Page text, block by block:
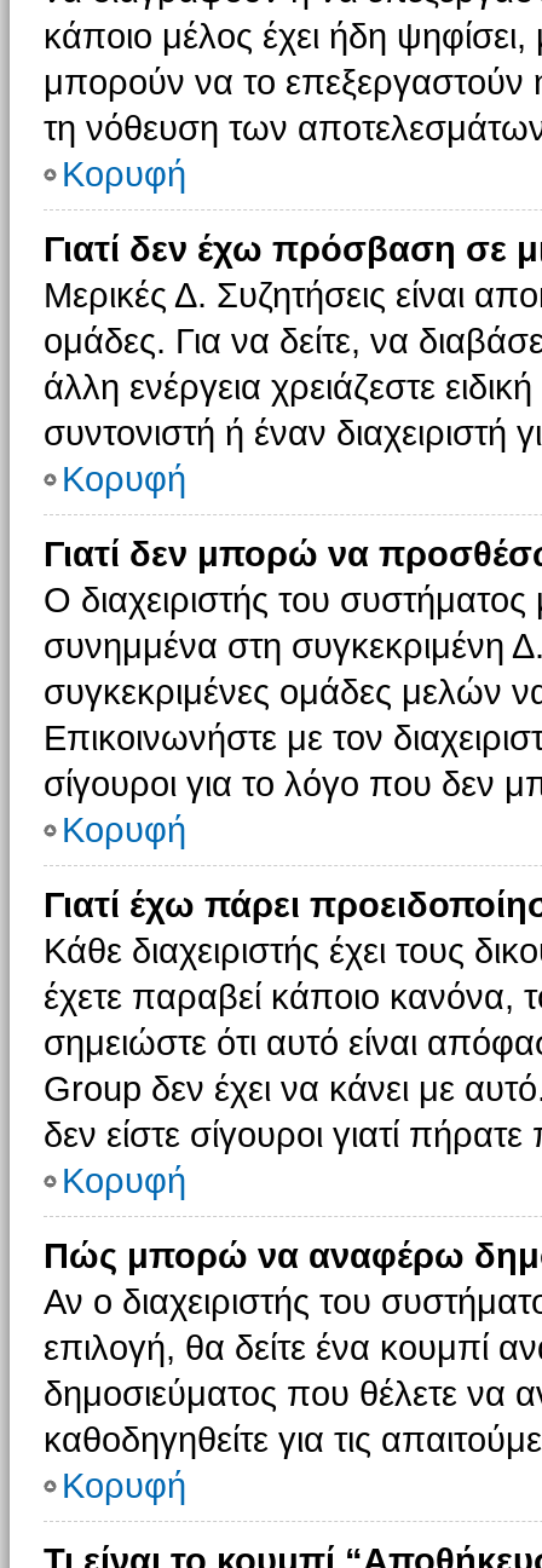
κάποιο μέλος έχει ήδη ψηφίσει,
μπορούν να το επεξεργαστούν
τη νόθευση των
Κορυφή
Γιατί δεν έχω πρόσβαση σε
Μερικές Δ. Συζητήσεις είναι
ομάδες. Για να δείτε, να
άλλη ενέργεια χρειάζεστε
συντονιστή ή έναν διαχειριστή
Κορυφή
Γιατί δεν μπορώ να
Ο διαχειριστής του
συνημμένα στη συγκεκριμένη
συγκεκριμένες ομάδες μελών
Επικοινωνήστε με τον
σίγουροι για το λόγο που δεν
Κορυφή
Γιατί έχω πάρει
Κάθε διαχειριστής έχει τους
έχετε παραβεί κάποιο κανόνα,
σημειώστε ότι αυτό είναι
Group δεν έχει να κάνει με
δεν είστε σίγουροι γιατί
Κορυφή
Πώς μπορώ να αναφέρω
Αν ο διαχειριστής του
επιλογή, θα δείτε ένα κουμπί
δημοσιεύματος που θέλετε να
καθοδηγηθείτε για τις
Κορυφή
Τι είναι το κουμπί